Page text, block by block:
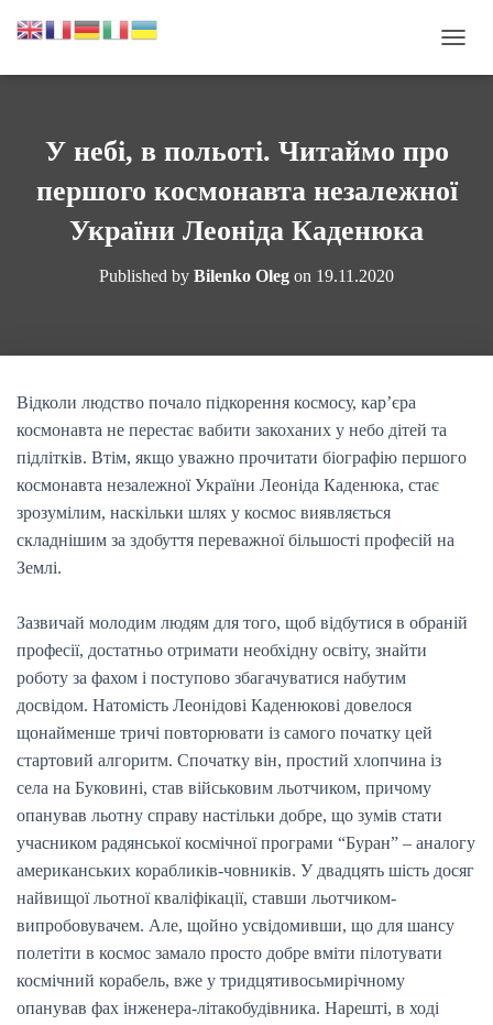
Е
Н
У
У небі, в польоті. Читаймо про
першого космонавта незалежної
України Леоніда Каденюка
Published by Bilenko Oleg on 19.11.2020
Відколи людство почало підкорення космосу, кар’єра
космонавта не перестає вабити закоханих у небо дітей та
підлітків. Втім, якщо уважно прочитати біографію першого
космонавта незалежної України Леоніда Каденюка, стає
зрозумілим, наскільки шлях у космос виявляється
складнішим за здобуття переважної більшості професій на
Землі.
Зазвичай молодим людям для того, щоб відбутися в обраній
професії, достатньо отримати необхідну освіту, знайти
роботу за фахом і поступово збагачуватися набутим
досвідом. Натомість Леонідові Каденюкові довелося
щонайменше тричі повторювати із самого початку цей
стартовий алгоритм. Спочатку він, простий хлопчина із
села на Буковині, став військовим льотчиком, причому
опанував льотну справу настільки добре, що зумів стати
учасником радянської космічної програми “Буран” – аналогу
американських корабликів-човників. У двадцять шість досяг
найвищої льотної кваліфікації, ставши льотчиком-
випробовувачем. Але, щойно усвідомивши, що для шансу
полетіти в космос замало просто добре вміти пілотувати
космічний корабель, вже у тридцятивосьмирічному
опанував фах інженера-літакобудівника. Нарешті, в ході